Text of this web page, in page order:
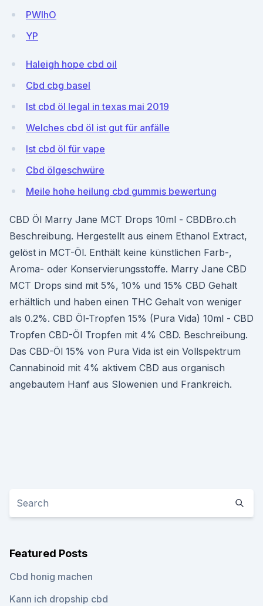
PWIhO
YP
Haleigh hope cbd oil
Cbd cbg basel
Ist cbd öl legal in texas mai 2019
Welches cbd öl ist gut für anfälle
Ist cbd öl für vape
Cbd ölgeschwüre
Meile hohe heilung cbd gummis bewertung
CBD Öl Marry Jane MCT Drops 10ml - CBDBro.ch
Beschreibung. Hergestellt aus einem Ethanol Extract,
gelöst in MCT-Öl. Enthält keine künstlichen Farb-,
Aroma- oder Konservierungsstoffe. Marry Jane CBD
MCT Drops sind mit 5%, 10% und 15% CBD Gehalt
erhältlich und haben einen THC Gehalt von weniger
als 0.2%. CBD Öl-Tropfen 15% (Pura Vida) 10ml - CBD
Tropfen CBD-Öl Tropfen mit 4% CBD. Beschreibung.
Das CBD-Öl 15% von Pura Vida ist ein Vollspektrum
Cannabinoid mit 4% aktivem CBD aus organisch
angebautem Hanf aus Slowenien und Frankreich.
Featured Posts
Cbd honig machen
Kann ich dropship cbd